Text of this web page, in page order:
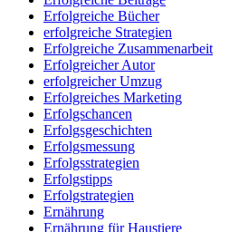
Erfolgreiche Bücher
erfolgreiche Strategien
Erfolgreiche Zusammenarbeit
Erfolgreicher Autor
erfolgreicher Umzug
Erfolgreiches Marketing
Erfolgschancen
Erfolgsgeschichten
Erfolgsmessung
Erfolgsstrategien
Erfolgstipps
Erfolgstrategien
Ernährung
Ernährung für Haustiere